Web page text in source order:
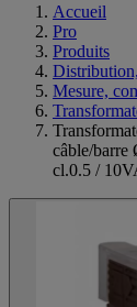
Accueil
Pro
Produits
Mesure,
câble/
cl.0.5 /